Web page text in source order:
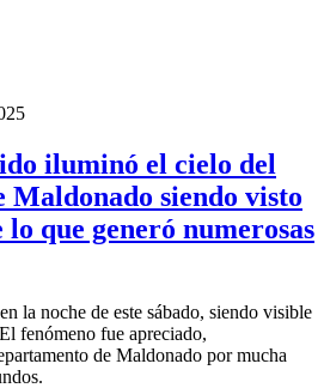
iluminó el cielo del
Maldonado siendo visto
que generó numerosas
la noche de este sábado, siendo visible
fenómeno fue apreciado,
de Maldonado por mucha